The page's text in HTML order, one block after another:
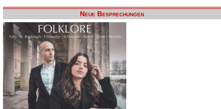
Neue Besprechungen